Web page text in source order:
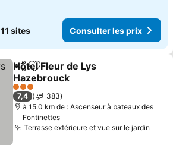
11 sites Consulter les prix
PartagerAjouter à mes favoris
Hôtel Fleur de Lys
Hazebrouck
3 Étoiles
7,4
383
à 15.0 km de : Ascenseur à bateaux des
Fontinettes
Terrasse extérieure et vue sur le jardin